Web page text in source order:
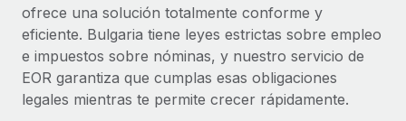
ofrece una solución totalmente conforme y
eficiente. Bulgaria tiene leyes estrictas sobre empleo
e impuestos sobre nóminas, y nuestro servicio de
EOR garantiza que cumplas esas obligaciones
legales mientras te permite crecer rápidamente.